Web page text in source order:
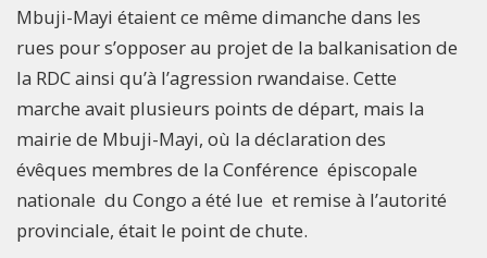
Mbuji-Mayi étaient ce même dimanche dans les
rues pour s’opposer au projet de la balkanisation de
la RDC ainsi qu’à l’agression rwandaise. Cette
marche avait plusieurs points de départ, mais la
mairie de Mbuji-Mayi, où la déclaration des
évêques membres de la Conférence épiscopale
nationale du Congo a été lue et remise à l’autorité
provinciale, était le point de chute.